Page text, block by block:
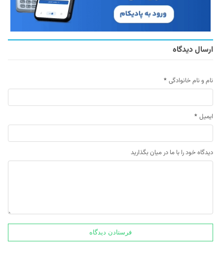
ارسال دیدگاه
نام و نام خانوادگی *
ایمیل *
دیدگاه خود را با ما در میان بگذارید